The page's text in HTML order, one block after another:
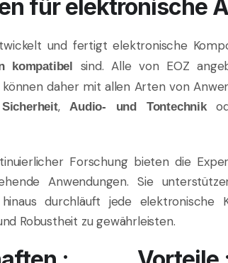
für elektronische
und fertigt elektronische
kompatibel
sind. Alle von EOZ
daher mit allen Arten von
Sicherheit,Audio- und Tontechnik
Forschung bieten die
Anwendungen. Sie
durchläuft jede elektronische
Robustheit zu gewährleisten.